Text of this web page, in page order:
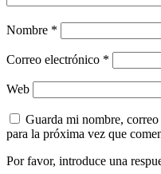
Nombre *
Correo electrónico *
Web
Guarda mi nombre,
para la próxima vez que
Por favor, introduce una